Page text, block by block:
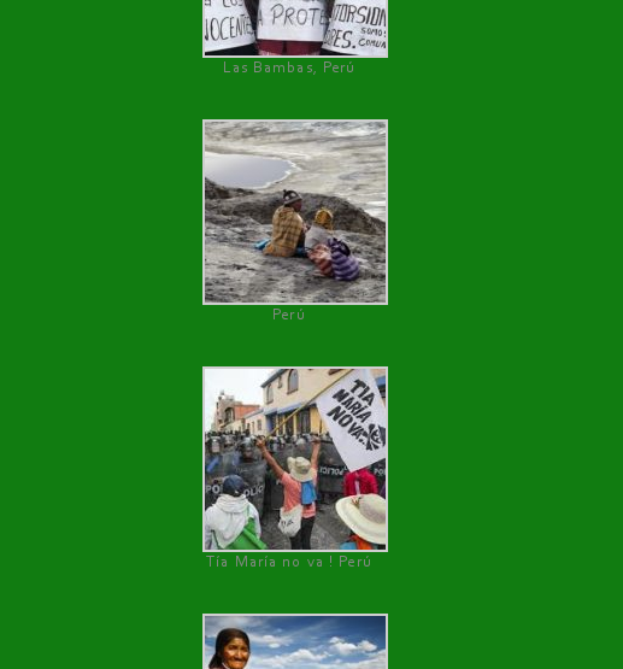
Las Bambas, Perú
Perú
Tía María no va ! Perú